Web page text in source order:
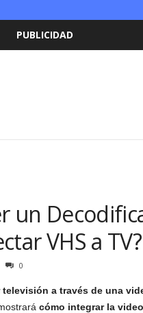
PUBLICIDAD
un
VHS a
0
televisión a través de una
cómo integrar la